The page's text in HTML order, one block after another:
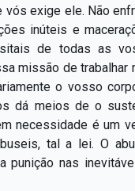
vós exige ele. Não
inúteis e
de todas as
missão de trabalhar
o vosso
dá meios de o
necessidade é um
tal a lei. O
punição nas